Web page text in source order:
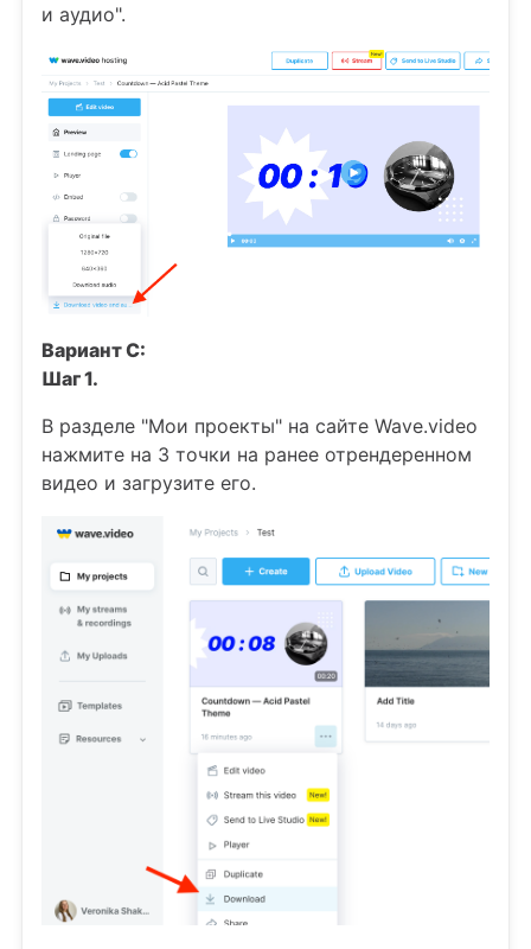
и аудио".
Вариант C:
Шаг 1.
В разделе "Мои проекты" на сайте Wave.video
нажмите на 3 точки на ранее отрендеренном
видео и загрузите его.